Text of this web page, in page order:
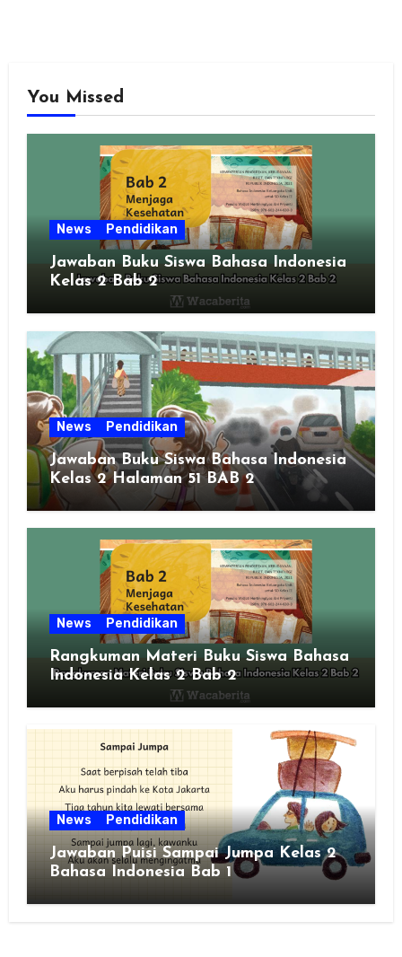
You Missed
News Pendidikan
Jawaban Buku Siswa Bahasa Indonesia
Kelas 2 Bab 2
News Pendidikan
Jawaban Buku Siswa Bahasa Indonesia
Kelas 2 Halaman 51 BAB 2
News Pendidikan
Rangkuman Materi Buku Siswa Bahasa
Indonesia Kelas 2 Bab 2
News Pendidikan
Jawaban Puisi Sampai Jumpa Kelas 2
Bahasa Indonesia Bab 1